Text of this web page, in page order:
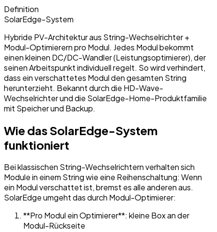
Definition
SolarEdge-System
Hybride PV-Architektur aus String-Wechselrichter +
Modul-Optimierern pro Modul. Jedes Modul bekommt
einen kleinen DC/DC-Wandler (Leistungsoptimierer), der
seinen Arbeitspunkt individuell regelt. So wird verhindert,
dass ein verschattetes Modul den gesamten String
herunterzieht. Bekannt durch die HD-Wave-
Wechselrichter und die SolarEdge-Home-Produktfamilie
mit Speicher und Backup.
Wie das SolarEdge-System
funktioniert
Bei klassischen String-Wechselrichtern verhalten sich
Module in einem String wie eine Reihenschaltung: Wenn
ein Modul verschattet ist, bremst es alle anderen aus.
SolarEdge umgeht das durch Modul-Optimierer:
**Pro Modul ein Optimierer**: kleine Box an der
Modul-Rückseite